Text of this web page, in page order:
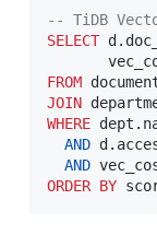
-- TiDB
SELECT d .
FROM
JOIN
WHERE dept .
AND d .
AND
ORDER BY